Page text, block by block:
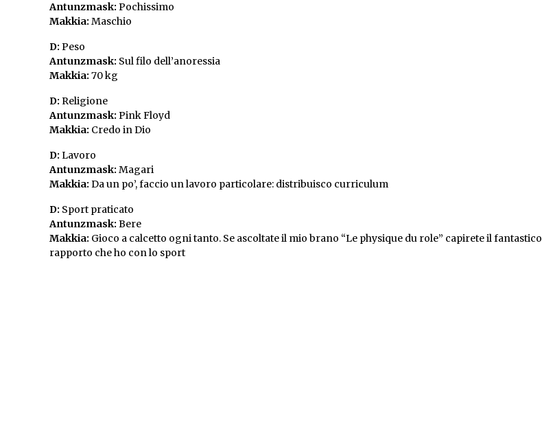
Antunzmask: Pochissimo
Makkia: Maschio
D: Peso
Antunzmask: Sul filo dell’anoressia
Makkia: 70 kg
D: Religione
Antunzmask: Pink Floyd
Makkia: Credo in Dio
D: Lavoro
Antunzmask: Magari
Makkia: Da un po’, faccio un lavoro particolare: distribuisco curriculum
D: Sport praticato
Antunzmask: Bere
Makkia: Gioco a calcetto ogni tanto. Se ascoltate il mio brano “Le physique du role” capirete il fantastico
rapporto che ho con lo sport